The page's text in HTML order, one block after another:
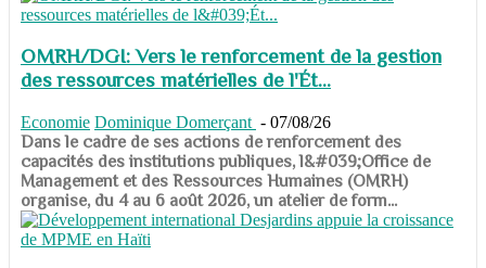
OMRH/DGI: Vers le renforcement de la gestion
des ressources matérielles de l'Ét...
Economie Dominique Domerçant - 07/08/26
Dans le cadre de ses actions de renforcement des
capacités des institutions publiques, l&#039;Office de
Management et des Ressources Humaines (OMRH)
organise, du 4 au 6 août 2026, un atelier de form...